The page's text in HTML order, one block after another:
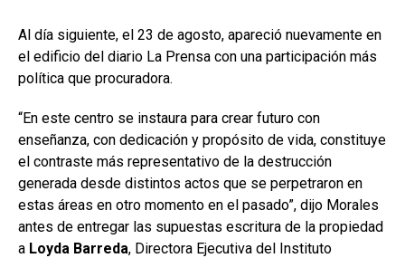
Al día siguiente, el 23 de agosto, apareció nuevamente en
el edificio del diario La Prensa con una participación más
política que procuradora.
“En este centro se instaura para crear futuro con
enseñanza, con dedicación y propósito de vida, constituye
el contraste más representativo de la destrucción
generada desde distintos actos que se perpetraron en
estas áreas en otro momento en el pasado”, dijo Morales
antes de entregar las supuestas escritura de la propiedad
a Loyda Barreda, Directora Ejecutiva del Instituto